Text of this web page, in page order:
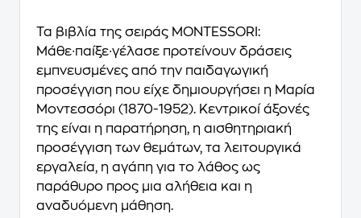
Τα βιβλία της σειράς MONTESSORI:
Μάθε∙παίξε∙γέλασε προτείνουν δράσεις
εμπνευσμένες από την παιδαγωγική
προσέγγιση που είχε δημιουργήσει η Μαρία
Μοντεσσόρι (1870-1952). Κεντρικοί άξονές
της είναι η παρατήρηση, η αισθητηριακή
προσέγγιση των θεμάτων, τα λειτουργικά
εργαλεία, η αγάπη για το λάθος ως
παράθυρο προς μια αλήθεια και η
αναδυόμενη μάθηση.